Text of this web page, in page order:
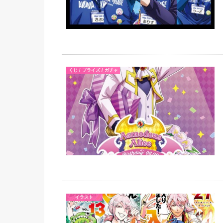
くじ / プライズ / ガチャ
イラスト